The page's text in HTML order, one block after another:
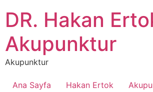
atlaDR. Hakan
Akupunktur
Akupunktur
Ana Sayfa Hakan Ertok